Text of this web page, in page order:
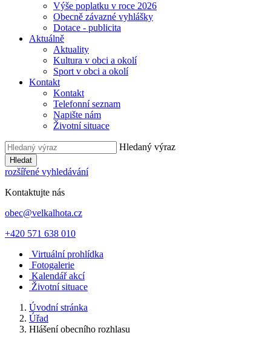
Výše poplatku v roce 2026
Obecně závazné vyhlášky
Dotace - publicita
Aktuálně
Aktuality
Kultura v obci a okolí
Sport v obci a okolí
Kontakt
Kontakt
Telefonní seznam
Napište nám
Životní situace
Hledaný výraz
Hledat
rozšířené vyhledávání
Kontaktujte nás
obec@velkalhota.cz
+420 571 638 010
Virtuální prohlídka
Fotogalerie
Kalendář akcí
Životní situace
Úvodní stránka
Úřad
Hlášení obecního rozhlasu